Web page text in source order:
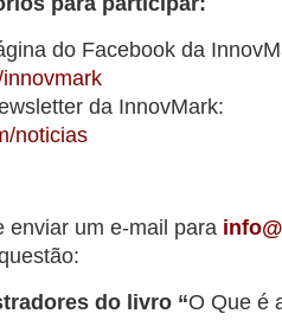
do Facebook da
da InnovMark:
noticias
enviar um e-mail para
do livro “O Que é